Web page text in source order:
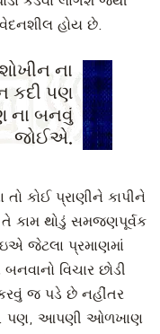
હોય છે.
ના
કદી પણ
ના બનવું
જોઈએ.
કોઈ પ્રાણીને કાપીને
કામ થોડું સમજણપૂર્વક
જેટલા પ્રમાણમાં
વિચાર છોડી
જ પડે છે નહીંતર
પણ, આપણી ઓળખાણ